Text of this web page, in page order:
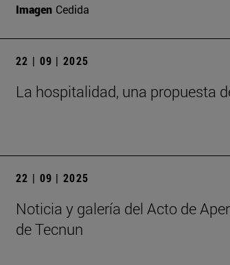
Imagen Cedida
22 | 09 | 2025
La hospitalidad, una propuesta
22 | 09 | 2025
Noticia y galería del Acto de
de Tecnun